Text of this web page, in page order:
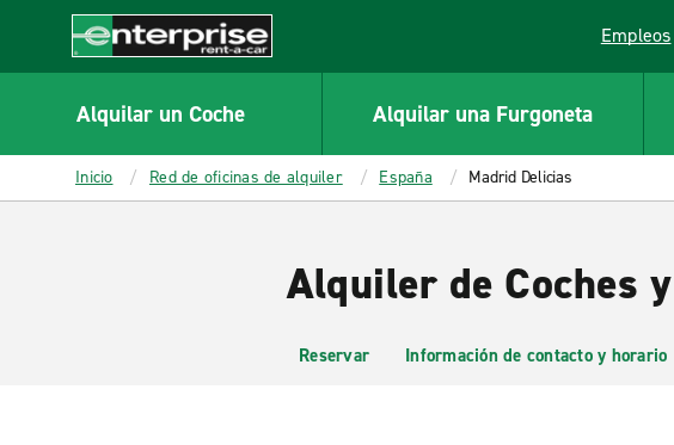
CONTENT
Enterprise
Empleos
Link
Alquilar un Coche Alquilar una Furgoneta
Inicio Red de oficinas de alquiler España Madrid Delicias
Alquiler de Coches
Reservar Información de contacto y horario